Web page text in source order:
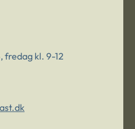
fredag kl. 9-12